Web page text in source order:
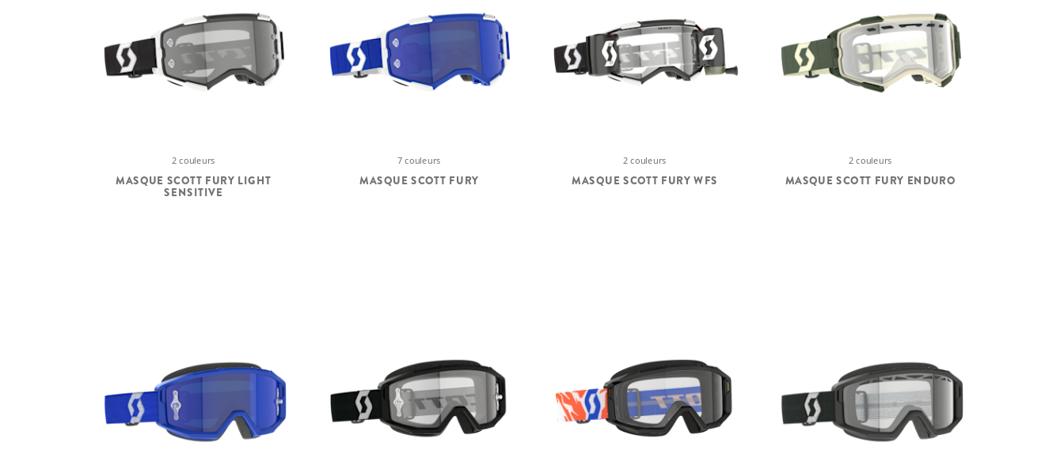
2 couleurs
MASQUE SCOTT FURY LIGHT
SENSITIVE
7 couleurs
MASQUE SCOTT FURY
2 couleurs
MASQUE SCOTT FURY WFS
2 couleurs
MASQUE SCOTT FURY ENDURO